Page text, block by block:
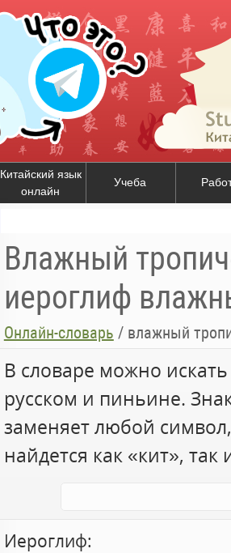
Китайский язык
онлайн
Учеба
Влажный
иероглиф
Онлайн-словарь / влажный
В словаре можно
русском и пиньине.
заменяет любой
найдется как «кит», так
Иероглиф: